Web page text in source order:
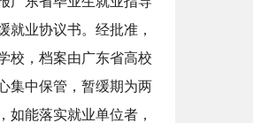
就业协议书。经批准，
校，档案由广东省高校
集中保管，暂缓期为两
如能落实就业单位者，